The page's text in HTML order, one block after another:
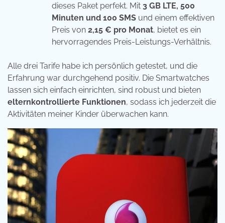
dieses Paket perfekt. Mit 3 GB LTE, 500
Minuten und 100 SMS und einem effektiven
Preis von 2,15 € pro Monat, bietet es ein
hervorragendes Preis-Leistungs-Verhältnis.
Alle drei Tarife habe ich persönlich getestet, und die
Erfahrung war durchgehend positiv. Die Smartwatches
lassen sich einfach einrichten, sind robust und bieten
elternkontrollierte Funktionen, sodass ich jederzeit die
Aktivitäten meiner Kinder überwachen kann.